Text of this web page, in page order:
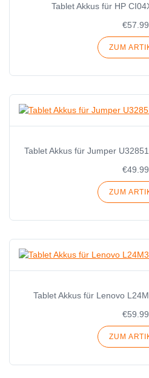
Tablet Akkus für HP
€57.99
ZUM
Tablet Akkus für Jumper
€49.99
ZUM
Tablet Akkus für Lenovo
€59.99
ZUM